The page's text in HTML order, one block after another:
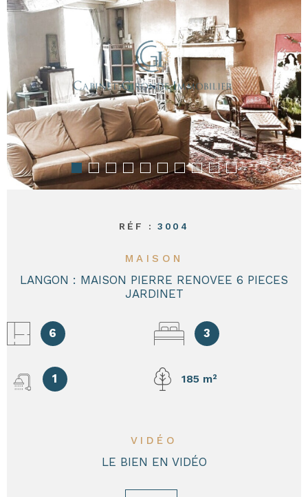
AVIS CLIENTS
CONTACT
RÉF :3004
MAISON
LANGON : MAISON PIERRE RENOVEE 6 PIECES
JARDINET
6 3
1 185 m²
VIDÉO
LE BIEN EN VIDÉO